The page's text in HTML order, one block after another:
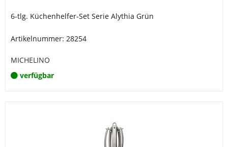
6-tlg. Küchenhelfer-Set Serie Alythia Grün
Artikelnummer: 28254
MICHELINO
verfügbar